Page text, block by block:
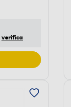
verifica